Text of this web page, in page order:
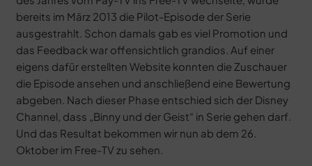
bereits im März 2013 die Pilot-Episode der Serie
ausgestrahlt. Schon damals gab es viel Promotion und
das Feedback war offensichtlich grandios. Auf einer
eigens dafür erstellten Website konnten die Zuschauer
die Episode ansehen und anschließend eine Bewertung
abgeben. Nach dieser Phase entschied sich der Disney
Channel, dass „Binny und der Geist“ in Serie gehen darf.
Und das Resultat bekommen wir nun ab dem 26.
Oktober im Free-TV zu sehen.